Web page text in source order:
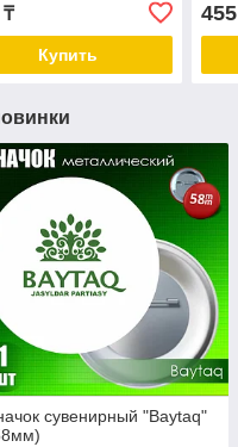
Купить
455
сувенирный "Baytaq"